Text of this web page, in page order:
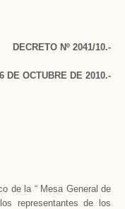
DECRETO Nº 2041/10.-
DE OCTUBRE DE 2010.-
de la “ Mesa General de
representantes de los